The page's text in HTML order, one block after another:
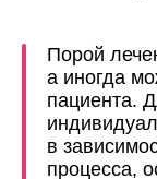
Порой
а иногда
пациента.
в
процесса,